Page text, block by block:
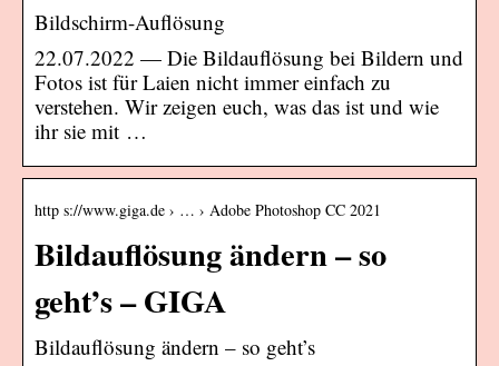
Bildschirm-Auflösung
22.07.2022 — Die Bildauflösung bei Bildern und
Fotos ist für Laien nicht immer einfach zu
verstehen. Wir zeigen euch, was das ist und wie
ihr sie mit …
http s://www.giga.de › … › Adobe Photoshop CC 2021
Bildauflösung ändern – so
geht’s – GIGA
Bildauflösung ändern – so geht’s